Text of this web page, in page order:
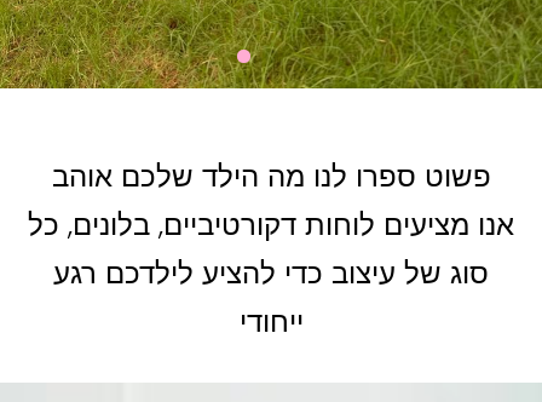
פשוט ספרו לנו מה הילד שלכם אוהב
אנו מציעים לוחות דקורטיביים, בלונים, כל
סוג של עיצוב כדי להציע לילדכם רגע
ייחודי